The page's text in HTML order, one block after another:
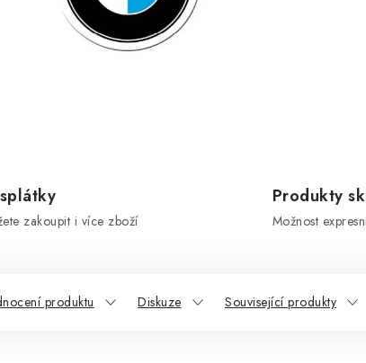
zakoupit i více zboží
Produkty
Možnost
produktu Diskuze Související produkty